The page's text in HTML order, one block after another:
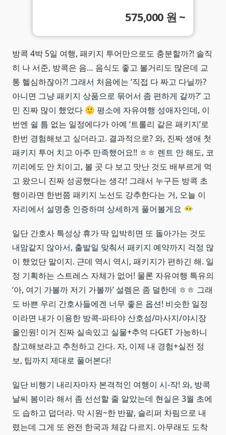
방콕 4박 5일 여행, 패키지 투어만으로도 충분할까?! 솔직
히 나 서준, 방콕은 음… 음식도 좋고 볼거리도 많은데 교
통 헬심하잖아?! 그래서 처음에는 ‘직접 다 짜고 다닐까?
아니면 그냥 패키지 상품으로 묶어서 좀 편하게 갈까?’ 고
민 진짜 많이 했었다 🙂 평소에 자유여행 성애자인데, 이
번엔 쉴 틈 없는 일정에다가 아예 ‘트롤리 같은 패키지’로
한번 경험해보고 싶더라고. 결과적으로? 와, 진짜 생애 첫
패키지 투어 치고 아주 만족했어요!! ㅎㅎ 렌트 안 해도, 코
끼리에도 안 치이고, 볼 곳 다 보고 맛난 것도 배부르게 먹
고 왔으니 진짜 성공했다는 생각! 그래서 누구든 방콕 초
행이라면 한번쯤 패키지 노선도 강추한다는 거, 오늘 이
자리에서 설명충 인증하며 상세하게 풀어볼게요 😶‍🌫️
일단 간호사 특성상 휴가 딱 입박히면 또 돌아가는 것도
내맘같지 않아서, 출발일 맞춰서 패키지 예약까지 걱정 많
이 했었단 말이지. 근데 역시 역시, 패키지가 편하긴 해. 일
정 기획하는 스트레스 자체가 없어! 물론 자유여행 특유의
‘아, 여기 가볼까 저기 가볼까’ 설렘은 좀 덜한데 ㅎㅎ 그래
도 바쁜 우리 간호사들에겐 너무 좋은 옵션! 비슷한 일정
이라면 내가 이용한 방콕-파타야 산호섬/마사지/야시장
올인원! 이거 진짜 실속있고 실물+추억 다GET 가능하니
참고해보라고 추천하고 간다. 자, 이제 내 경험+실전 정
보, 팁까지 제대로 풀어본다!
일단 비행기 내리자마자 본격적인 여행이 시-작! 와, 방콕
날씨 봄이라 해서 좀 선선할 줄 알았는데 현실은 3월 초에
도 습하고 덥더라. 막 시원~한 반팔, 슬리퍼 차림으로 내
렸는데 그게 또 완전 한국과 체감 다르지. 아무래도 도착